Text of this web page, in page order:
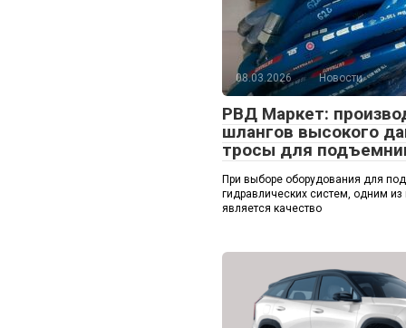
08.03.2026 Новости
РВД Маркет:
шлангов высокого
тросы для
При выборе оборудования для
гидравлических систем, одним
является качество